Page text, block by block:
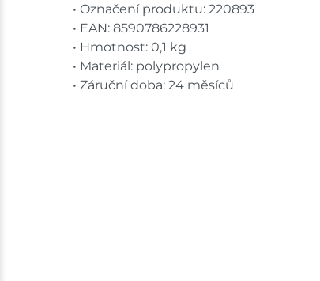
• Označení produktu: 220893
• EAN: 8590786228931
• Hmotnost: 0,1 kg
• Materiál: polypropylen
• Záruční doba: 24 měsíců